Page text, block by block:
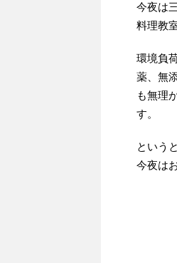
今夜は
料理教
環境負
薬、無
も無理
す。
という
今夜は